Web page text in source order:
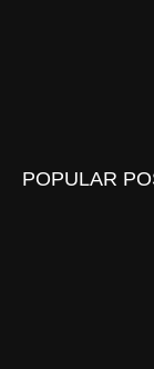
POPULAR